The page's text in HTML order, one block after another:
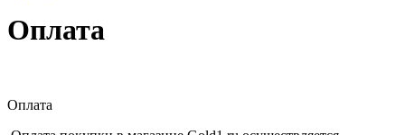
Оплата
Оплата